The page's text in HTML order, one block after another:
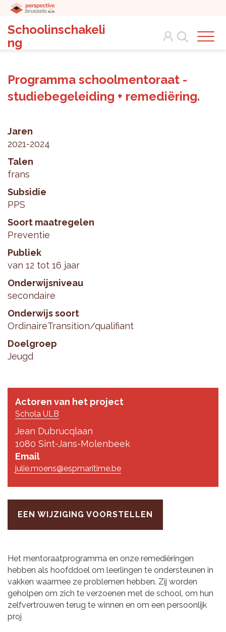
Schoolinschakeli
ng
Search
Programma schoolmentoraat -
studiebegeleiding + remediëring.
Jaren
2021-2024
Talen
frans
Subsidie
PPS
Soort maatregelen
Preventie
Publiek
van 12 tot 16 jaar
Onderwijsniveau
secondaire
Onderwijs soort
OrdinaireTransition/qualifiant
Doelgroep
Jeugd
Actoren van het project
Schola ULB
Jean Dubrucqlaan
1080 Sint-Jans-Molenbeek
Email
julie.moens@espmaritime.be
EEN WIJZIGING VOORSTELLEN
Het mentoraatprogramma en onze remediëringen
hebben als hoofddoel om leerlingen te ondersteunen in
vakken waarmee ze problemen hebben. Zij worden
geholpen om zich te verzoenen met de school, om hun
zelfvertrouwen terug te winnen en om een persoonlijk
proj